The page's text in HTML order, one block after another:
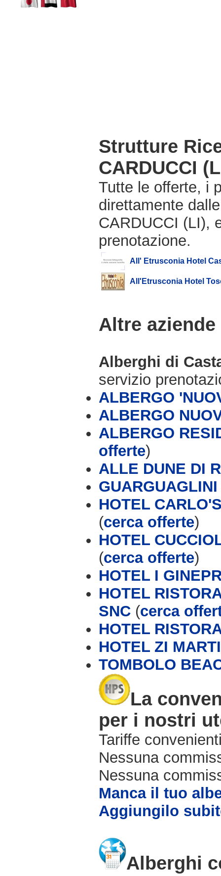
Strutture
CARDUCCI
Tutte le offerte, i
direttamente
CARDUCCI (LI),
prenotazione.
All' Etrusconia Hotel
All'Etrusconia Hotel
Altre
Alberghi di
servizio
ALBERGO
ALBERGO
ALBERGO
offerte)
ALLE DUNE DI
GUARGUAGLINI
HOTEL
(cerca offerte)
HOTEL
(cerca offerte)
HOTEL I
HOTEL
SNC (cerca
HOTEL
HOTEL ZI
TOMBOLO
La
per i nostri
Tariffe
Nessuna
Nessuna
Manca il tuo
Aggiungilo
Alberghi